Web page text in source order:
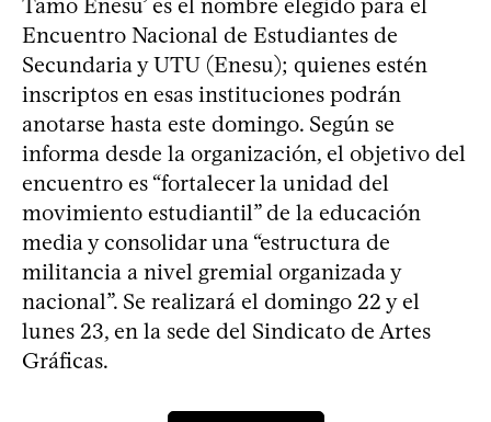
Tamo Enesu’ es el nombre elegido para el
Encuentro Nacional de Estudiantes de
Secundaria y UTU (Enesu); quienes estén
inscriptos en esas instituciones podrán
anotarse hasta este domingo. Según se
informa desde la organización, el objetivo del
encuentro es “fortalecer la unidad del
movimiento estudiantil” de la educación
media y consolidar una “estructura de
militancia a nivel gremial organizada y
nacional”. Se realizará el domingo 22 y el
lunes 23, en la sede del Sindicato de Artes
Gráficas.